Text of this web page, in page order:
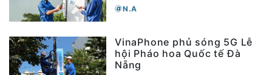
N.A
VinaPhone phủ sóng 5G Lễ
hội Pháo hoa Quốc tế Đà
Nẵng